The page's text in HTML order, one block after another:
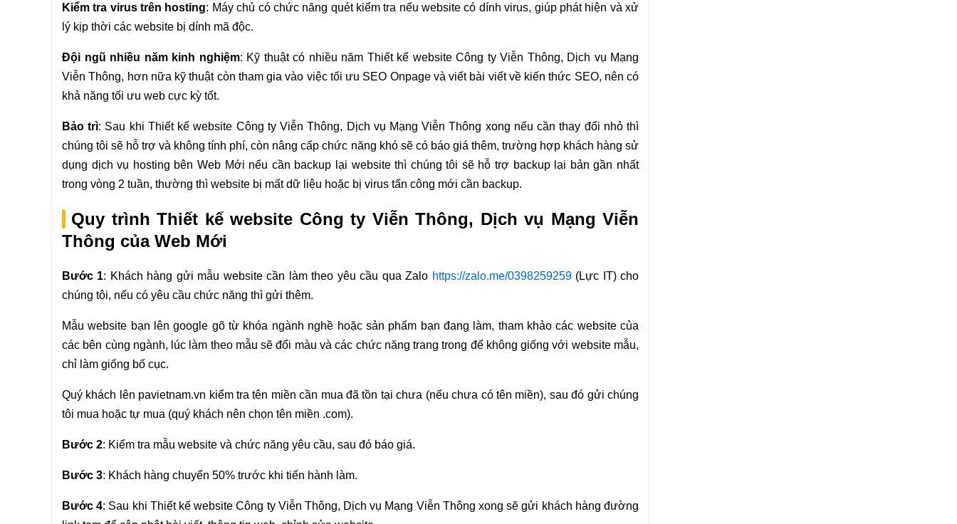
Kiểm tra virus trên hosting: Máy chủ có chức năng quét kiểm tra nếu website có dính virus, giúp phát hiện và xử
lý kịp thời các website bị dính mã độc.
Đội ngũ nhiều năm kinh nghiệm: Kỹ thuật có nhiều năm Thiết kế website Công ty Viễn Thông, Dịch vụ Mạng
Viễn Thông, hơn nữa kỹ thuật còn tham gia vào việc tối ưu SEO Onpage và viết bài viết về kiến thức SEO, nên có
khả năng tối ưu web cực kỳ tốt.
Bảo trì: Sau khi Thiết kế website Công ty Viễn Thông, Dịch vụ Mạng Viễn Thông xong nếu cần thay đổi nhỏ thì
chúng tôi sẽ hỗ trợ và không tính phí, còn nâng cấp chức năng khó sẽ có báo giá thêm, trường hợp khách hàng sử
dụng dịch vụ hosting bên Web Mới nếu cần backup lại website thì chúng tôi sẽ hỗ trợ backup lại bản gần nhất
trong vòng 2 tuần, thường thì website bị mất dữ liệu hoặc bị virus tấn công mới cần backup.
Quy trình Thiết kế website Công ty Viễn Thông, Dịch vụ Mạng Viễn
Thông của Web Mới
Bước 1: Khách hàng gửi mẫu website cần làm theo yêu cầu qua Zalo https://zalo.me/0398259259(Lực IT) cho
chúng tôi, nếu có yêu cầu chức năng thì gửi thêm.
Mẫu website bạn lên google gõ từ khóa ngành nghề hoặc sản phẩm bạn đang làm, tham khảo các website của
các bên cùng ngành, lúc làm theo mẫu sẽ đổi màu và các chức năng trang trong để không giống với website mẫu,
chỉ làm giống bố cục.
Quý khách lên pavietnam.vn kiểm tra tên miền cần mua đã tồn tại chưa (nếu chưa có tên miền), sau đó gửi chúng
tôi mua hoặc tự mua (quý khách nên chọn tên miền .com).
Bước 2: Kiểm tra mẫu website và chức năng yêu cầu, sau đó báo giá.
Bước 3: Khách hàng chuyển 50% trước khi tiến hành làm.
Bước 4: Sau khi Thiết kế website Công ty Viễn Thông, Dịch vụ Mạng Viễn Thông xong sẽ gửi khách hàng đường